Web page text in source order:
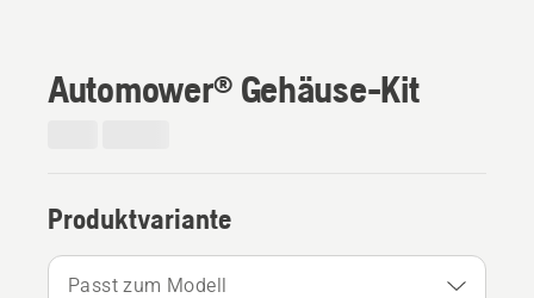
Automower® Gehäuse-Kit
Produktvariante
Passt zum Modell